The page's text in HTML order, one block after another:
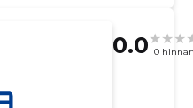
0.0 0